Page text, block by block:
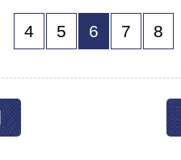
4 5 6 7 8